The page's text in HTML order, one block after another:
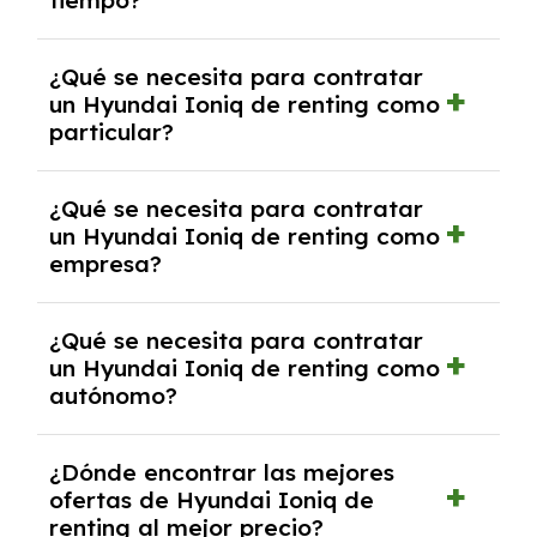
debido al resultado del estudio de viabilidad
económica.
pero puede haber penalizaciones por
cancelación anticipada. Es importante revisar
las condiciones del contrato y hablar con un
experto que te asesore.
¿Qué se necesita para contratar
un Hyundai Ioniq de renting como
particular?
y, en algunos casos, una consulta de solvencia
crediticia y un pago inicial.
¿Qué se necesita para contratar
un Hyundai Ioniq de renting como
empresa?
documentación financiera y, en algunos
casos, un informe de solvencia de la empresa
y un pago inicial.
¿Qué se necesita para contratar
un Hyundai Ioniq de renting como
autónomo?
autónomos, justificante de ingresos y, en
algunos casos, un informe fiscal y un pago
¿Dónde encontrar las mejores
ofertas de Hyundai Ioniq de
renting al mejor precio?